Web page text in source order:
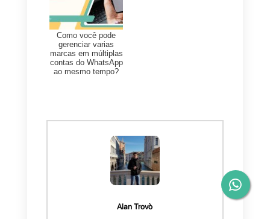
Callbell, a melhor
alternativa ao WhatsApp
Business
ACallbellé uma das melhores
ferramentas para a gestão de
mensagens em redes sociais e
apresenta-se como a melhor